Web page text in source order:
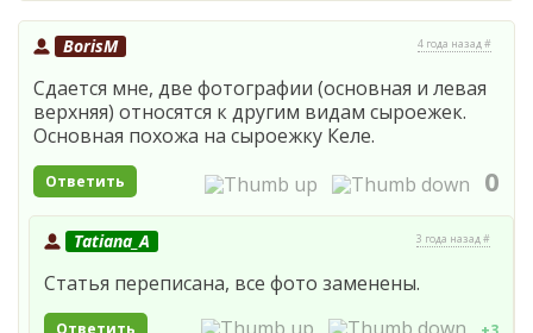
BorisM 4 года назад #
Сдается мне, две фотографии (основная и левая
верхняя) относятся к другим видам сыроежек.
Основная похожа на сыроежку Келе.
Ответить 0
Tatiana_A 3 года назад #
Статья переписана, все фото заменены.
Ответить